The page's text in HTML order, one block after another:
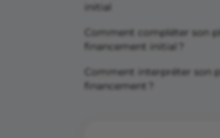
initial
Comment compléter son
financement initial ?
Comment interpréter son
financement ?